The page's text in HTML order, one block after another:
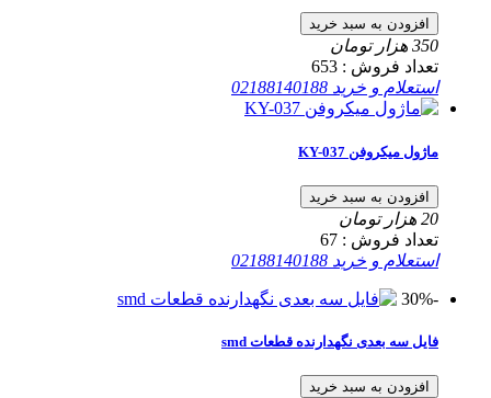
افزودن به سبد خرید
350 هزار تومان
تعداد فروش : 653
استعلام و خرید 02188140188
ماژول میکروفن KY-037
افزودن به سبد خرید
20 هزار تومان
تعداد فروش : 67
استعلام و خرید 02188140188
-30%
فایل سه بعدی نگهدارنده قطعات smd
افزودن به سبد خرید